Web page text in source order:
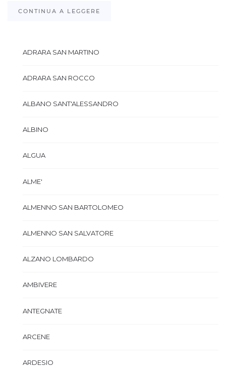
CONTINUA A LEGGERE
ADRARA SAN MARTINO
ADRARA SAN ROCCO
ALBANO SANT'ALESSANDRO
ALBINO
ALGUA
ALME'
ALMENNO SAN BARTOLOMEO
ALMENNO SAN SALVATORE
ALZANO LOMBARDO
AMBIVERE
ANTEGNATE
ARCENE
ARDESIO